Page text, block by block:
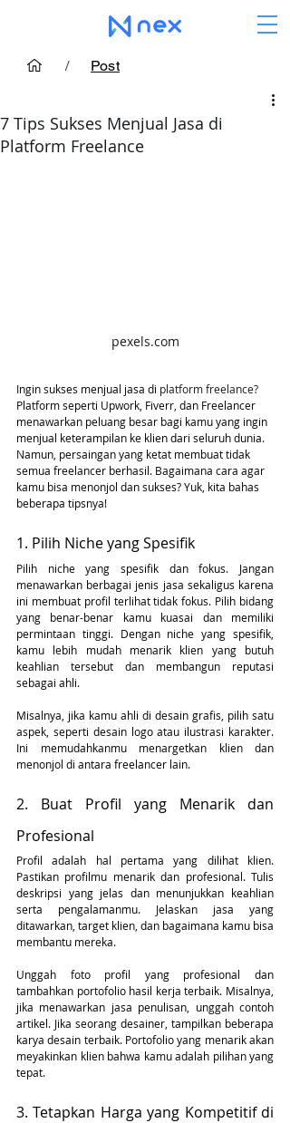
/ Post
7 Tips Sukses Menjual Jasa di
Platform Freelance
pexels.com
Ingin sukses menjual jasa di platform freelance?
Platform seperti Upwork, Fiverr, dan Freelancer
menawarkan peluang besar bagi kamu yang ingin
menjual keterampilan ke klien dari seluruh dunia.
Namun, persaingan yang ketat membuat tidak
semua freelancer berhasil. Bagaimana cara agar
kamu bisa menonjol dan sukses? Yuk, kita bahas
beberapa tipsnya!
1. Pilih Niche yang Spesifik
Pilih niche yang spesifik dan fokus. Jangan
menawarkan berbagai jenis jasa sekaligus karena
ini membuat profil terlihat tidak fokus. Pilih bidang
yang benar-benar kamu kuasai dan memiliki
permintaan tinggi. Dengan niche yang spesifik,
kamu lebih mudah menarik klien yang butuh
keahlian tersebut dan membangun reputasi
sebagai ahli.
Misalnya, jika kamu ahli di desain grafis, pilih satu
aspek, seperti desain logo atau ilustrasi karakter.
Ini memudahkanmu menargetkan klien dan
menonjol di antara freelancer lain.
2. Buat Profil yang Menarik dan
Profesional
Profil adalah hal pertama yang dilihat klien.
Pastikan profilmu menarik dan profesional. Tulis
deskripsi yang jelas dan menunjukkan keahlian
serta pengalamanmu. Jelaskan jasa yang
ditawarkan, target klien, dan bagaimana kamu bisa
membantu mereka.
Unggah foto profil yang profesional dan
tambahkan portofolio hasil kerja terbaik. Misalnya,
jika menawarkan jasa penulisan, unggah contoh
artikel. Jika seorang desainer, tampilkan beberapa
karya desain terbaik. Portofolio yang menarik akan
meyakinkan klien bahwa kamu adalah pilihan yang
tepat.
3. Tetapkan Harga yang Kompetitif di